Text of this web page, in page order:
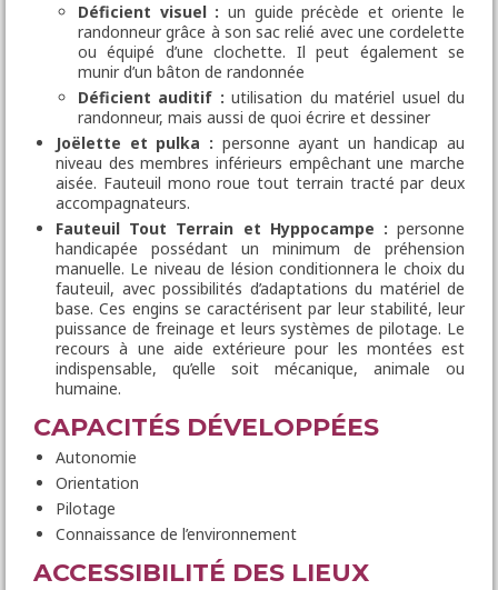
Déficient visuel : un guide précède et oriente le
randonneur grâce à son sac relié avec une cordelette
ou équipé d’une clochette. Il peut également se
munir d’un bâton de randonnée
Déficient auditif :utilisation du matériel usuel du
randonneur, mais aussi de quoi écrire et dessiner
Joëlette et pulka : personne ayant un handicap au
niveau des membres inférieurs empêchant une marche
aisée. Fauteuil mono roue tout terrain tracté par deux
accompagnateurs.
Fauteuil Tout Terrain et Hyppocampe : personne
handicapée possédant un minimum de préhension
manuelle. Le niveau de lésion conditionnera le choix du
fauteuil, avec possibilités d’adaptations du matériel de
base. Ces engins se caractérisent par leur stabilité, leur
puissance de freinage et leurs systèmes de pilotage. Le
recours à une aide extérieure pour les montées est
indispensable, qu’elle soit mécanique, animale ou
humaine.
CAPACITÉS DÉVELOPPÉES
Autonomie
Orientation
Pilotage
Connaissance de l’environnement
ACCESSIBILITÉ DES LIEUX